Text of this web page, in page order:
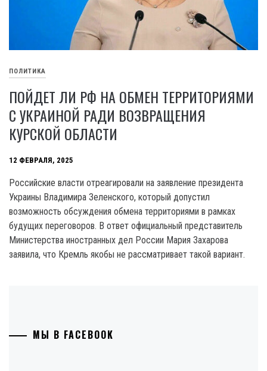
ПОЛИТИКА
ПОЙДЕТ ЛИ РФ НА ОБМЕН ТЕРРИТОРИЯМИ
С УКРАИНОЙ РАДИ ВОЗВРАЩЕНИЯ
КУРСКОЙ ОБЛАСТИ
12 ФЕВРАЛЯ, 2025
Российские власти отреагировали на заявление президента
Украины Владимира Зеленского, который допустил
возможность обсуждения обмена территориями в рамках
будущих переговоров. В ответ официальный представитель
Министерства иностранных дел России Мария Захарова
заявила, что Кремль якобы не рассматривает такой вариант.
МЫ В FACEBOOK